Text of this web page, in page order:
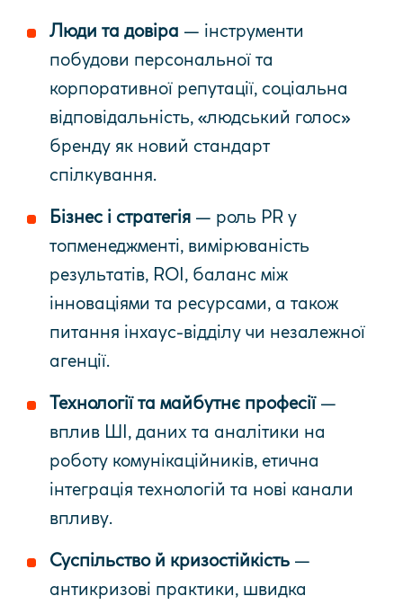
Люди та довіра — інструменти
побудови персональної та
корпоративної репутації, соціальна
відповідальність, «людський голос»
бренду як новий стандарт
спілкування.
Бізнес і стратегія — роль PR у
топменеджменті, вимірюваність
результатів, ROI, баланс між
інноваціями та ресурсами, а також
питання інхаус-відділу чи незалежної
агенції.
Технології та майбутнє професії—
вплив ШІ, даних та аналітики на
роботу комунікаційників, етична
інтеграція технологій та нові канали
впливу.
Суспільство й кризостійкість —
антикризові практики, швидка